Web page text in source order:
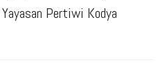
Pertiwi Kodya